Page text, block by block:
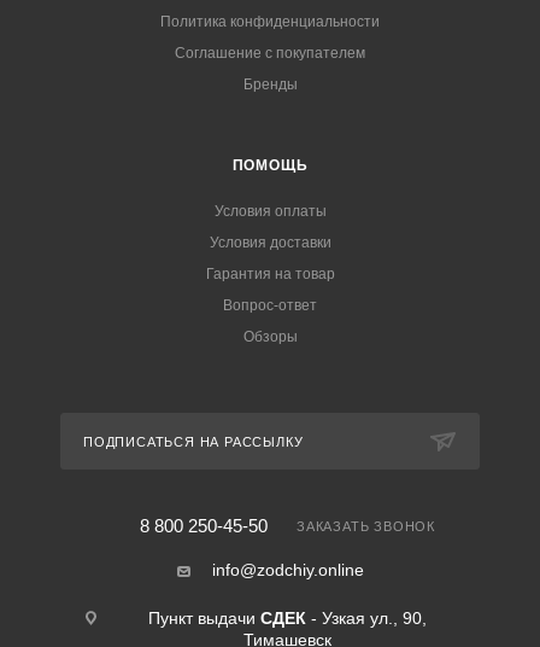
Политика конфиденциальности
Соглашение с покупателем
Бренды
ПОМОЩЬ
Условия оплаты
Условия доставки
Гарантия на товар
Вопрос-ответ
Обзоры
ПОДПИСАТЬСЯ НА РАССЫЛКУ
8 800 250-45-50 ЗАКАЗАТЬ ЗВОНОК
info@zodchiy.online
Пункт выдачи СДЕК - Узкая ул., 90,
Тимашевск